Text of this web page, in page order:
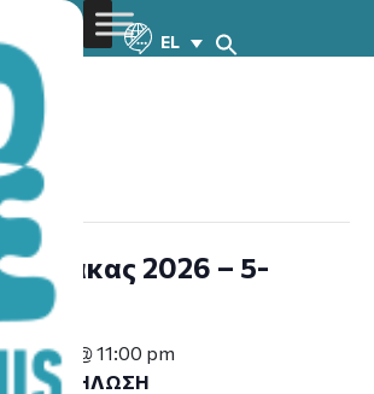
EL
Λάρνακας 2026 – 5-
-July 30 @ 11:00 pm
ΕΚΔΉΛΩΣΗ